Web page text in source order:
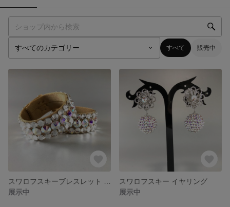
すべて 販売中
展示中
スワロフスキー イヤリング
展示中